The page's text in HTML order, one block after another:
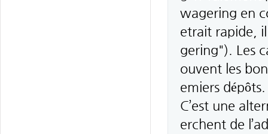
wagering en
etrait rapide,
gering"). Les
ouvent les
emiers dépôts.
C’est une
erchent de